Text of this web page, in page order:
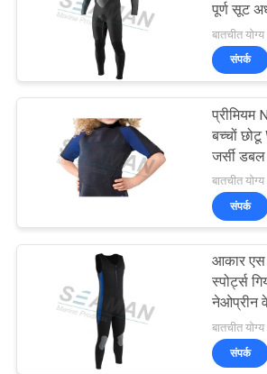
लाइफबॉय रिंग
Inflatable जीवन
पूर्ण सूट
बातचीत
संपर्क
प्रीमियम
बच्चों
जर्सी
टुकड़े में
बातचीत
संपर्क
आकार एस
स्पोर्ट्स
नेओप्रीन
लिए
बातचीत
संपर्क